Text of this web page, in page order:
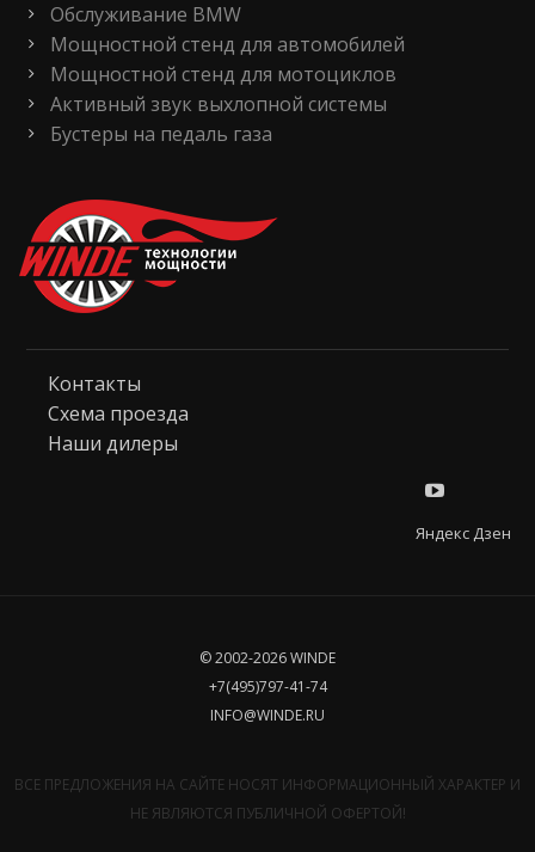
Обслуживание BMW
Мощностной стенд для автомобилей
Мощностной стенд для мотоциклов
Активный звук выхлопной системы
Бустеры на педаль газа
Контакты
Схема проезда
Наши дилеры
Яндекс Дзен
© 2002-2026 WINDE
+7(495)797-41-74
INFO@WINDE.RU
ВСЕ ПРЕДЛОЖЕНИЯ НА САЙТЕ НОСЯТ ИНФОРМАЦИОННЫЙ ХАРАКТЕР И
НЕ ЯВЛЯЮТСЯ ПУБЛИЧНОЙ ОФЕРТОЙ!